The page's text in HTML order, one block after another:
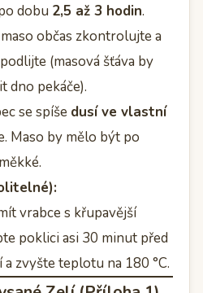
dobu 2,5 až 3 hodin.
občas zkontrolujte a
(masová šťáva by
dno pekáče).
se spíše dusí ve vlastní
Maso by mělo být po
vrabce s křupavější
poklici asi 30 minut před
zvyšte teplotu na 180 °C.